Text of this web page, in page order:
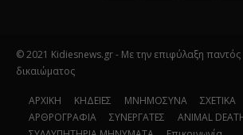
© 2021 Kidiesnews.gr - Με την επιφύλαξη παντός
δικαιώματος
ΑΡΧΙΚΗ ΚΗΔΕΙΕΣ ΜΝΗΜΟΣΥΝΑ ΣΧΕΤΙΚΑ
ΑΡΘΡΟΓΡΑΦΙΑ
ΣΥΝΕΡΓΑΤΕΣ
ANIMAL